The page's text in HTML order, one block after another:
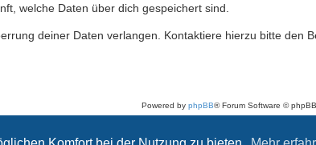
welche Daten über dich gespeichert sind.
deiner Daten verlangen. Kontaktiere hierzu bitte den
Powered by phpBB® Forum Software ©